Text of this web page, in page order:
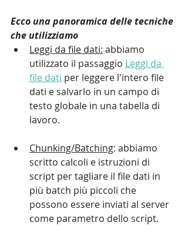
Ecco una panoramica delle tecniche
che utilizziamo
Leggi da file dati: abbiamo
utilizzato il passaggio Leggi da
file dati per leggere l'intero file
dati e salvarlo in un campo di
testo globale in una tabella di
lavoro.
Chunking/Batching: abbiamo
scritto calcoli e istruzioni di
script per tagliare il file dati in
più batch più piccoli che
possono essere inviati al server
come parametro dello script.